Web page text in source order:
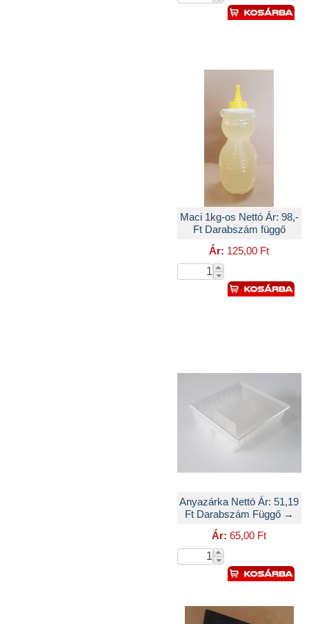
Maci 1kg-os Nettó Ár: 98,-
Ft Darabszám függő
Ár: 125,00 Ft
Anyazárka Nettó Ár: 51,19
Ft Darabszám Függő →
Ár:65,00 Ft